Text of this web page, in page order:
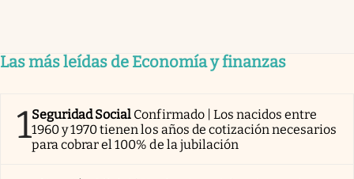
Las más leídas de Economía y finanzas
1Seguridad Social Confirmado | Los nacidos entre
1960 y 1970 tienen los años de cotización necesarios
para cobrar el 100% de la jubilación